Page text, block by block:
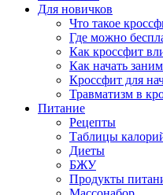
Для новичков
Что такое
Где можно
Как кроссфит
Как начать
Кроссфит для
Травматизм в
Питание
Рецепты
Таблицы
Диеты
БЖУ
Продукты